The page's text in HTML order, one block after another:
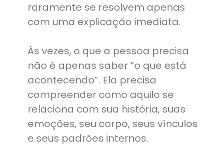
raramente se resolvem apenas
com uma explicação imediata.
Às vezes, o que a pessoa precisa
não é apenas saber “o que está
acontecendo”. Ela precisa
compreender como aquilo se
relaciona com sua história, suas
emoções, seu corpo, seus vínculos
e seus padrões internos.